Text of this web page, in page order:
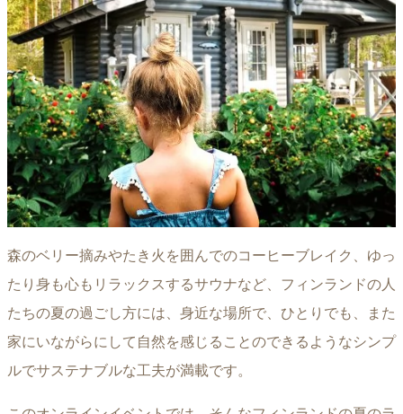
森のベリー摘みやたき火を囲んでのコーヒーブレイク、ゆっ
たり身も心もリラックスするサウナなど、フィンランドの人
たちの夏の過ごし方には、身近な場所で、ひとりでも、また
家にいながらにして自然を感じることのできるようなシンプ
ルでサステナブルな工夫が満載です。